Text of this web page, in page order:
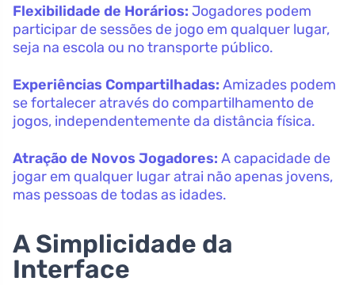
Flexibilidade de Horários: Jogadores podem
participar de sessões de jogo em qualquer lugar,
seja na escola ou no transporte público.
Experiências Compartilhadas: Amizades podem
se fortalecer através do compartilhamento de
jogos, independentemente da distância física.
Atração de Novos Jogadores: A capacidade de
jogar em qualquer lugar atrai não apenas jovens,
mas pessoas de todas as idades.
A Simplicidade da
Interface